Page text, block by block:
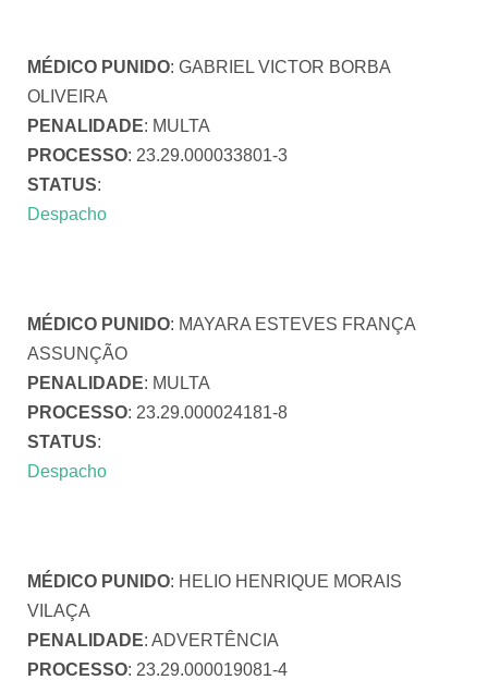
MÉDICO PUNIDO: GABRIEL VICTOR BORBA
OLIVEIRA
PENALIDADE: MULTA
PROCESSO: 23.29.000033801-3
STATUS:
Despacho
MÉDICO PUNIDO: MAYARA ESTEVES FRANÇA
ASSUNÇÃO
PENALIDADE: MULTA
PROCESSO: 23.29.000024181-8
STATUS:
Despacho
MÉDICO PUNIDO: HELIO HENRIQUE MORAIS
VILAÇA
PENALIDADE: ADVERTÊNCIA
PROCESSO: 23.29.000019081-4